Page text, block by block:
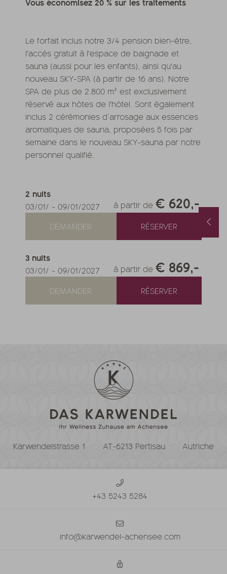
Forfait printemps & automne avec 1 jour offert & soin beauté
22/11/2026
10/2027-21/11/2027
à partir de
PLUS D'OFFRES
01/08/2026-31/08/2026
NOTRE OFFRE PLUS D'OFFRES
Vous économisez 20 % sur les traitements
Le forfait inclus notre 3/4 pension bien-être,
l'accès gratuit à l'espace de baignade et
sauna (aussi pour les enfants), ainsi qu'au
nouveau SKY-SPA (à partir de 16 ans). Notre
SPA de plus de 2.800 m² est exclusivement
réservé aux hôtes de l'hôtel. Sont également
inclus 2 cérémonies d’arrosage aux essences
aromatiques de sauna, proposées 5 fois par
semaine dans le nouveau SKY-sauna par notre
personnel qualifié.
2 nuits
03/01/ - 09/01/2027 à partir de € 620,-
DEMANDER RÉSERVER
3 nuits
03/01/ - 09/01/2027 à partir de € 869,-
DEMANDER RÉSERVER
Karwendelstrasse 1 AT-6213 Pertisau Autriche
+43 5243 5284
info@karwendel-achensee.com